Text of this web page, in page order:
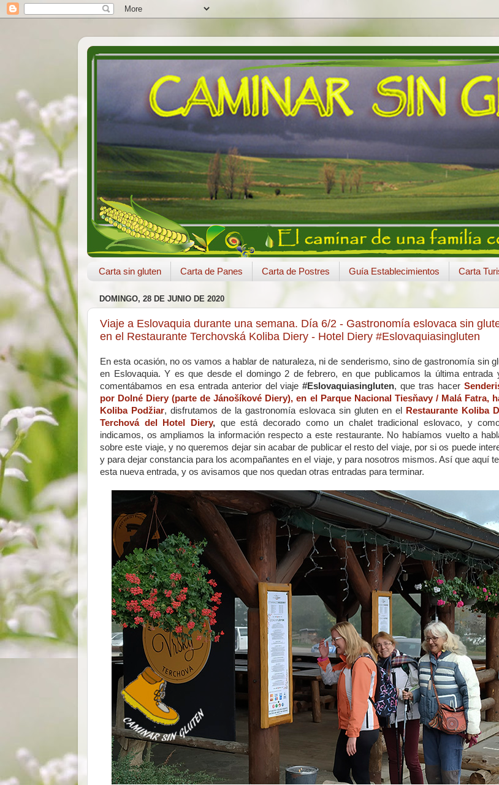
Carta sin gluten Carta de Panes Carta de Postres Guía Establecimientos Carta
DOMINGO, 28 DE JUNIO DE 2020
Viaje a Eslovaquia durante una semana. Día 6/2 - Gastronomía eslovaca sin
en el Restaurante Terchovská Koliba Diery - Hotel Diery #Eslovaquiasingluten
En esta ocasión, no os vamos a hablar de naturaleza, ni de senderismo, sino de gastronomía sin
en Eslovaquia. Y es que desde el domingo 2 de febrero, en que publicamos la última entrada
comentábamos en esa entrada anterior del viaje#Eslovaquiasingluten, que tras hacer
por Dolné Diery (parte de Jánošíkové Diery), en el Parque Nacional Tiesňavy / Malá Fatra,
Koliba Podžiar, disfrutamos de la gastronomía eslovaca sin gluten en el
Restaurante Koliba
Terchová del Hotel Diery,que está decorado como un chalet tradicional eslovaco, y
indicamos, os ampliamos la información respecto a este restaurante. No habíamos vuelto a
sobre este viaje, y no queremos dejar sin acabar de publicar el resto del viaje, por si os puede
y para dejar constancia para los acompañantes en el viaje, y para nosotros mismos. Así que aquí
esta nueva entrada, y os avisamos que nos quedan otras entradas para terminar.